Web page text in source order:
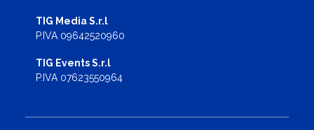
TIG Media S.r.l
P.IVA 09642520960
TIG Events S.r.l
P.IVA 07623550964